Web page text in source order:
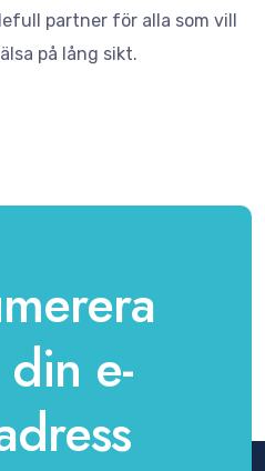
partner för alla som vill
på lång sikt.
e-